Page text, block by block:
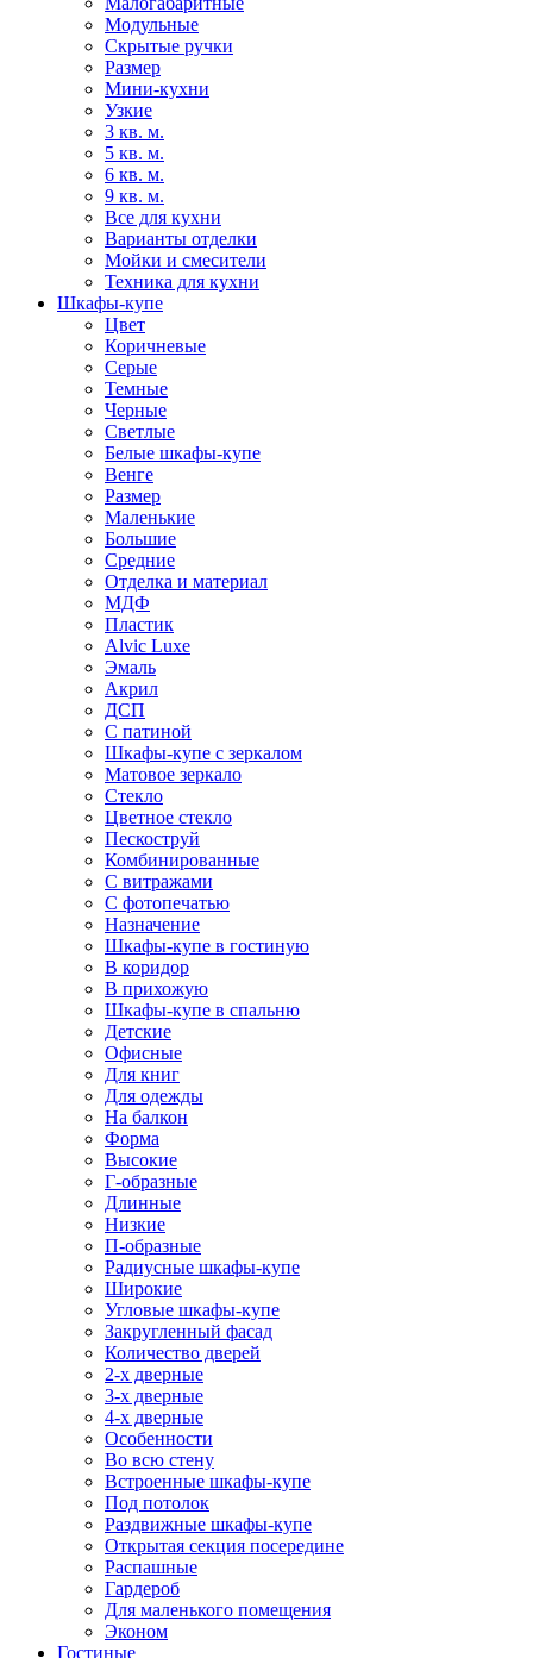
Модульные
Скрытые ручки
Размер
Мини-кухни
Узкие
3 кв. м.
5 кв. м.
6 кв. м.
9 кв. м.
Все для кухни
Варианты отделки
Мойки и смесители
Техника для кухни
Шкафы-купе
Цвет
Коричневые
Серые
Темные
Черные
Светлые
Белые шкафы-купе
Венге
Размер
Маленькие
Большие
Средние
Отделка и материал
МДФ
Пластик
Alvic Luxe
Эмаль
Акрил
ДСП
С патиной
Шкафы-купе с зеркалом
Матовое зеркало
Стекло
Цветное стекло
Пескоструй
Комбинированные
С витражами
С фотопечатью
Назначение
Шкафы-купе в гостиную
В коридор
В прихожую
Шкафы-купе в спальню
Детские
Офисные
Для книг
Для одежды
На балкон
Форма
Высокие
Г-образные
Длинные
Низкие
П-образные
Радиусные шкафы-купе
Широкие
Угловые шкафы-купе
Закругленный фасад
Количество дверей
2-х дверные
3-х дверные
4-х дверные
Особенности
Во всю стену
Встроенные шкафы-купе
Под потолок
Раздвижные шкафы-купе
Открытая секция посередине
Распашные
Гардероб
Для маленького помещения
Эконом
Гостиные